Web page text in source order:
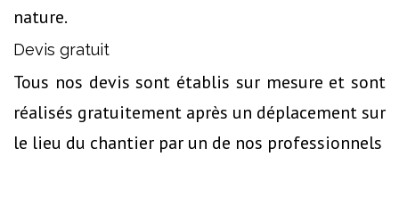
nature.
Devis gratuit
Tous nos devis sont établis sur mesure et sont
réalisés gratuitement après un déplacement sur
le lieu du chantier par un de nos professionnels